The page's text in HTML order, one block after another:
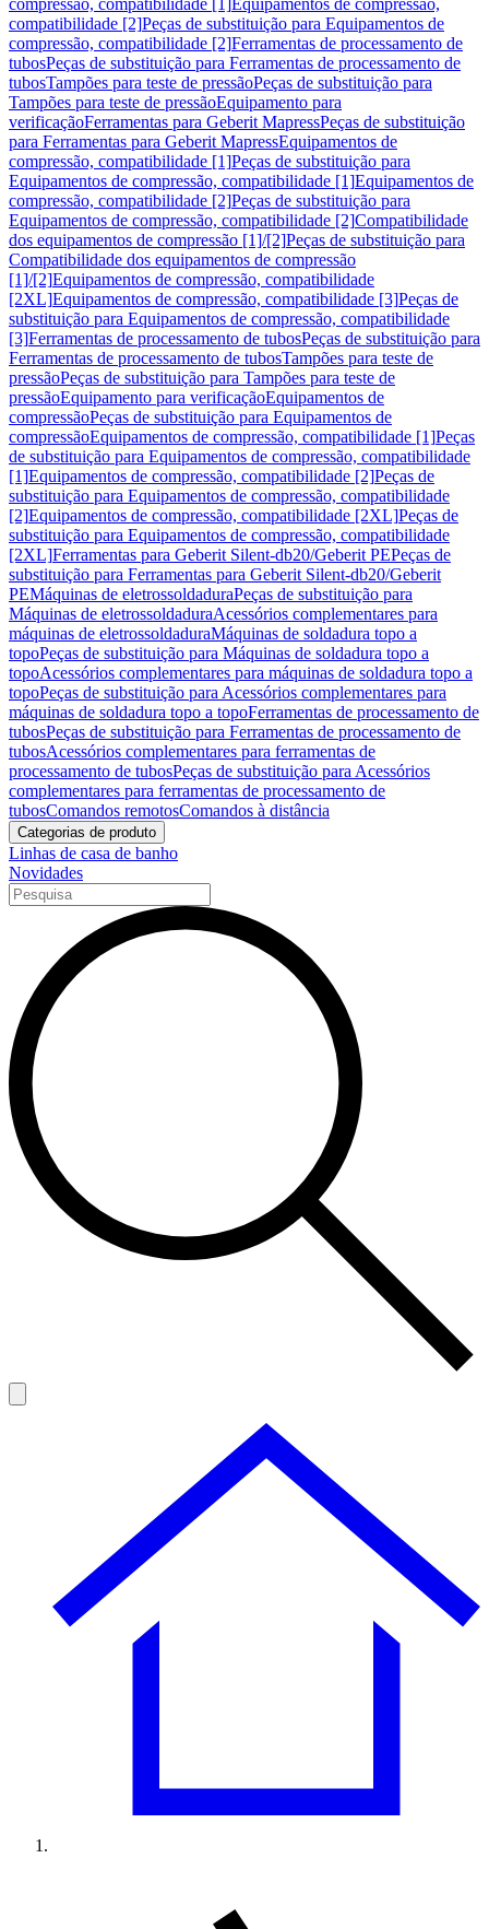
compressão, compatibilidade [1]Equipamentos de compressão,
compatibilidade [2]Peças de substituição para Equipamentos de
compressão, compatibilidade [2]Ferramentas de processamento de
tubosPeças de substituição para Ferramentas de processamento de
tubosTampões para teste de pressãoPeças de substituição para
Tampões para teste de pressãoEquipamento para
verificaçãoFerramentas para Geberit MapressPeças de substituição
para Ferramentas para Geberit MapressEquipamentos de
compressão, compatibilidade [1]Peças de substituição para
Equipamentos de compressão, compatibilidade [1]Equipamentos de
compressão, compatibilidade [2]Peças de substituição para
Equipamentos de compressão, compatibilidade [2]Compatibilidade
dos equipamentos de compressão [1]/[2]Peças de substituição para
Compatibilidade dos equipamentos de compressão
[1]/[2]Equipamentos de compressão, compatibilidade
[2XL]Equipamentos de compressão, compatibilidade [3]Peças de
substituição para Equipamentos de compressão, compatibilidade
[3]Ferramentas de processamento de tubosPeças de substituição para
Ferramentas de processamento de tubosTampões para teste de
pressãoPeças de substituição para Tampões para teste de
pressãoEquipamento para verificaçãoEquipamentos de
compressãoPeças de substituição para Equipamentos de
compressãoEquipamentos de compressão, compatibilidade [1]Peças
de substituição para Equipamentos de compressão, compatibilidade
[1]Equipamentos de compressão, compatibilidade [2]Peças de
substituição para Equipamentos de compressão, compatibilidade
[2]Equipamentos de compressão, compatibilidade [2XL]Peças de
substituição para Equipamentos de compressão, compatibilidade
[2XL]Ferramentas para Geberit Silent-db20/Geberit PEPeças de
substituição para Ferramentas para Geberit Silent-db20/Geberit
PEMáquinas de eletrossoldaduraPeças de substituição para
Máquinas de eletrossoldaduraAcessórios complementares para
máquinas de eletrossoldaduraMáquinas de soldadura topo a
topoPeças de substituição para Máquinas de soldadura topo a
topoAcessórios complementares para máquinas de soldadura topo a
topoPeças de substituição para Acessórios complementares para
máquinas de soldadura topo a topoFerramentas de processamento de
tubosPeças de substituição para Ferramentas de processamento de
tubosAcessórios complementares para ferramentas de
processamento de tubosPeças de substituição para Acessórios
complementares para ferramentas de processamento de
tubosComandos remotosComandos à distância
Categorias de produto
Linhas de casa de banho
Novidades